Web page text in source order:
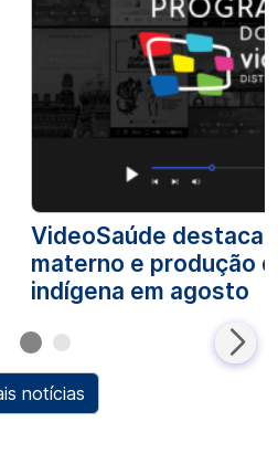
VideoSaúde destaca
materno e produção
indígena em agosto
notícias